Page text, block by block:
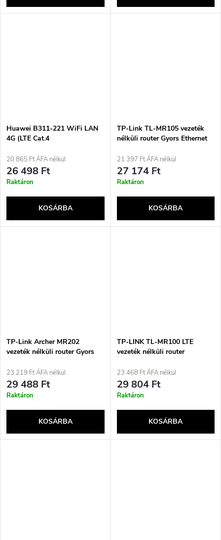
Huawei B311-221 WiFi LAN
4G (LTE Cat.4
20 865 Ft ÁFA nélkül
26 498 Ft
Raktáron
KOSÁRBA
TP-Link TL-MR105 vezeték
nélküli router Gyors Ethernet
21 397 Ft ÁFA nélkül
27 174 Ft
Raktáron
KOSÁRBA
TP-Link Archer MR202
vezeték nélküli router Gyors
GHz) 4G Fekete
23 219 Ft ÁFA nélkül
29 488 Ft
Raktáron
KOSÁRBA
TP-LINK TL-MR100 LTE
vezeték nélküli router
23 468 Ft ÁFA nélkül
29 804 Ft
Raktáron
KOSÁRBA